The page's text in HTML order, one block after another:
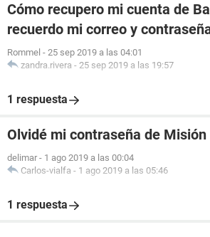
Cómo recupero mi cuenta de
recuerdo mi correo y
Rommel - 25 sep 2019 a las 04:01
zandra.rivera - 25 sep 2019 a las 19:57
1 respuesta
Olvidé mi contraseña de Misión
delimar - 1 ago 2019 a las 00:04
Carlos-vialfa - 1 ago 2019 a las 05:46
1 respuesta